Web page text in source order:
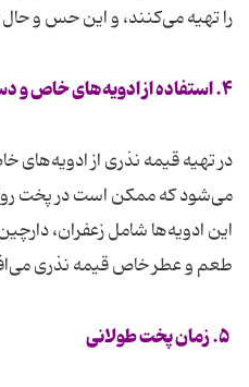
را تهیه می‌کنند، و این حس و
۴. استفاده از ادویه‌های خاص و دستورهای سنتی
در تهیه قیمه نذری از
می‌شود که ممکن است در پخت
این ادویه‌ها شامل زعفران،
طعم و عطر خاص قیمه نذری